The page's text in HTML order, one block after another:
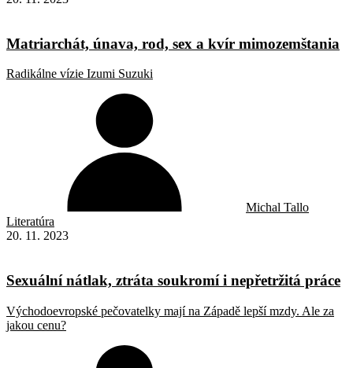
Matriarchát, únava, rod, sex a kvír mimozemštania
Radikálne vízie Izumi Suzuki
Michal Tallo
Literatúra
20. 11. 2023
Sexuální nátlak, ztráta soukromí i nepřetržitá práce
Východoevropské pečovatelky mají na Západě lepší mzdy. Ale za
jakou cenu?